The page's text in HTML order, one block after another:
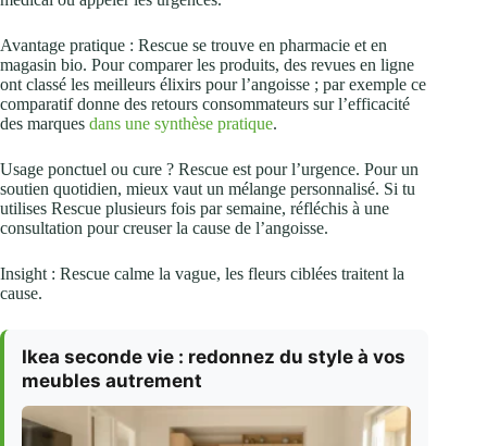
Avantage pratique : Rescue se trouve en pharmacie et en
magasin bio. Pour comparer les produits, des revues en ligne
ont classé les meilleurs élixirs pour l’angoisse ; par exemple ce
comparatif donne des retours consommateurs sur l’efficacité
des marques dans une synthèse pratique.
Usage ponctuel ou cure ? Rescue est pour l’urgence. Pour un
soutien quotidien, mieux vaut un mélange personnalisé. Si tu
utilises Rescue plusieurs fois par semaine, réfléchis à une
consultation pour creuser la cause de l’angoisse.
Insight : Rescue calme la vague, les fleurs ciblées traitent la
cause.
Ikea seconde vie : redonnez du style à vos
meubles autrement